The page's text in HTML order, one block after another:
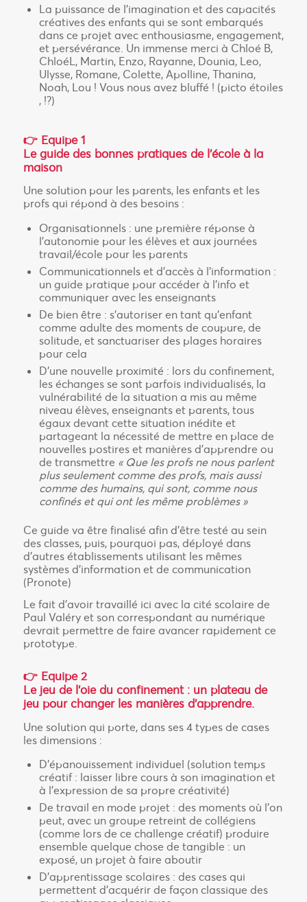
La puissance de l’imagination et des capacités
créatives des enfants qui se sont embarqués
dans ce projet avec enthousiasme, engagement,
et persévérance. Un immense merci à Chloé B,
ChloéL, Martin, Enzo, Rayanne, Dounia, Leo,
Ulysse, Romane, Colette, Apolline, Thanina,
Noah, Lou ! Vous nous avez bluffé ! (picto étoiles
, !?)
👉 Equipe 1
Le guide des bonnes pratiques de l’école à la
maison
Une solution pour les parents, les enfants et les
profs qui répond à des besoins :
Organisationnels : une première réponse à
l’autonomie pour les élèves et aux journées
travail/école pour les parents
Communicationnels et d’accès à l’information :
un guide pratique pour accéder à l’info et
communiquer avec les enseignants
De bien être : s’autoriser en tant qu’enfant
comme adulte des moments de coupure, de
solitude, et sanctuariser des plages horaires
pour cela
D’une nouvelle proximité : lors du confinement,
les échanges se sont parfois individualisés, la
vulnérabilité de la situation a mis au même
niveau élèves, enseignants et parents, tous
égaux devant cette situation inédite et
partageant la nécessité de mettre en place de
nouvelles postires et manières d’apprendre ou
de transmettre « Que les profs ne nous parlent
plus seulement comme des profs, mais aussi
comme des humains, qui sont, comme nous
confinés et qui ont les même problèmes »
Ce guide va être finalisé afin d’être testé au sein
des classes, puis, pourquoi pas, déployé dans
d’autres établissements utilisant les mêmes
systèmes d’information et de communication
(Pronote)
Le fait d’avoir travaillé ici avec la cité scolaire de
Paul Valéry et son correspondant au numérique
devrait permettre de faire avancer rapidement ce
prototype.
👉 Equipe 2
Le jeu de l’oie du confinement : un plateau de
jeu pour changer les manières d’apprendre.
Une solution qui porte, dans ses 4 types de cases
les dimensions :
D’épanouissement individuel (solution temps
créatif : laisser libre cours à son imagination et
à l’expression de sa propre créativité)
De travail en mode projet : des moments où l’on
peut, avec un groupe retreint de collégiens
(comme lors de ce challenge créatif) produire
ensemble quelque chose de tangible : un
exposé, un projet à faire aboutir
D’apprentissage scolaires : des cases qui
permettent d’acquérir de façon classique des